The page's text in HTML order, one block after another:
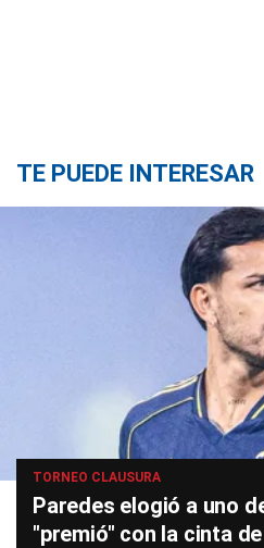
TE PUEDE INTERESAR
TORNEO CLAUSURA
Paredes elogió a uno
"premió" con la cinta